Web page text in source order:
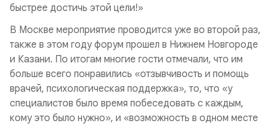
быстрее достичь этой цели!»
В Москве мероприятие проводится уже во второй раз,
также в этом году форум прошел в Нижнем Новгороде
и Казани. По итогам многие гости отмечали, что им
больше всего понравились «отзывчивость и помощь
врачей, психологическая поддержка», то, что «у
специалистов было время побеседовать с каждым,
кому это было нужно», и «возможность в одном месте